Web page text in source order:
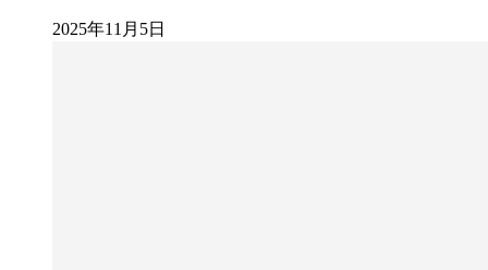
2025年11月5日